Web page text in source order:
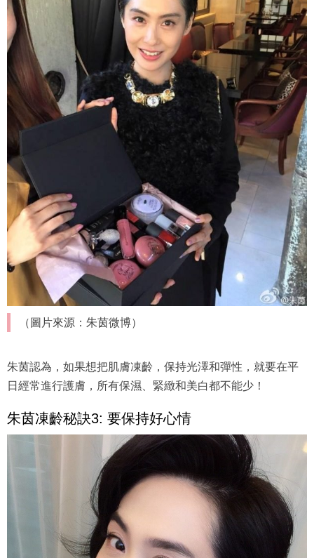
（圖片來源：朱茵微博）
朱茵認為，如果想把肌膚凍齡，保持光澤和彈性，就要在平
日經常進行護膚，所有保濕、緊緻和美白都不能少！
朱茵凍齡秘訣3: 要保持好心情